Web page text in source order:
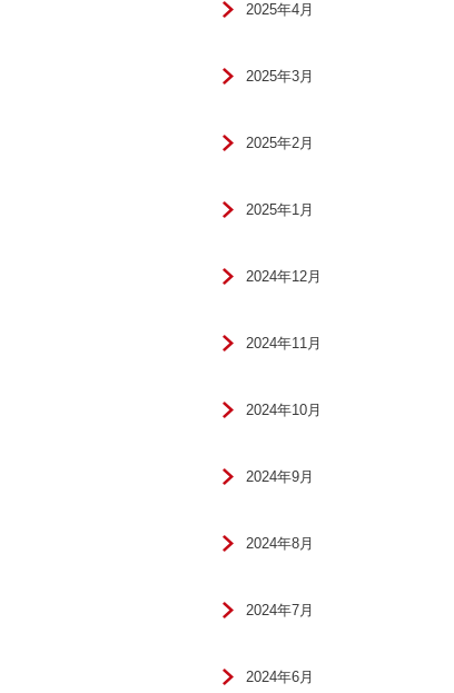
2025年4月
2025年3月
2025年2月
2025年1月
2024年12月
2024年11月
2024年10月
2024年9月
2024年8月
2024年7月
2024年6月